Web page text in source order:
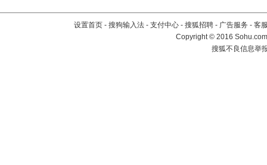
设置首页 - 搜狗输入法 - 支付中心 - 搜狐招聘 - 广告服务 - 客
Copyright©2016
搜狐不良信息举